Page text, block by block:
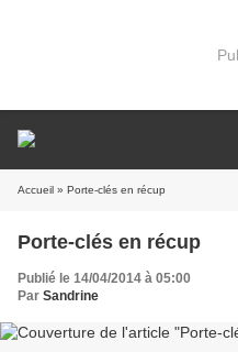
Accueil » Porte-clés en récup
Porte-clés en récup
Publié le 14/04/2014 à 05:00
Par Sandrine